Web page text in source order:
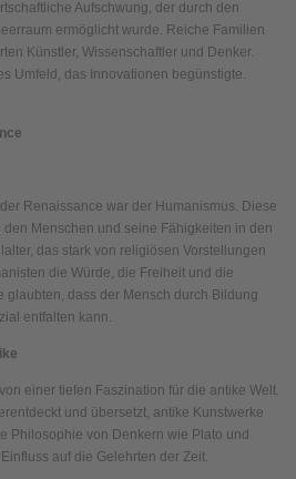
Aufschwung, der durch den
ermöglicht wurde. Reiche Familien
Künstler, Wissenschaftler und Denker.
Umfeld, das Innovationen begünstigte.
Renaissance war der Humanismus. Diese
Menschen und seine Fähigkeiten in den
das stark von religiösen Vorstellungen
die Würde, die Freiheit und die
glaubten, dass der Mensch durch Bildung
entfalten kann.
einer tiefen Faszination für die antike Welt.
und übersetzt, antike Kunstwerke
Philosophie von Denkern wie Plato und
auf die Gelehrten der Zeit.